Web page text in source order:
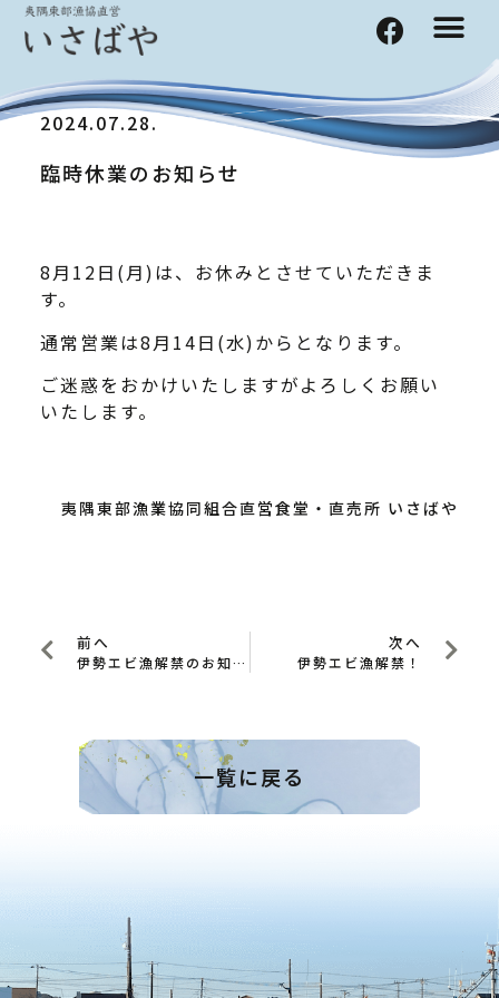
2024.07.28.
臨時休業のお知らせ
8月12日(月)は、お休みとさせていただきま
す。
通常営業は8月14日(水)からとなります。
ご迷惑をおかけいたしますがよろしくお願い
いたします。
夷隅東部漁業協同組合直営食堂・直売所 いさばや
前へ
伊勢エビ漁解禁のお知らせ
次へ
伊勢エビ漁解禁！
一覧に戻る